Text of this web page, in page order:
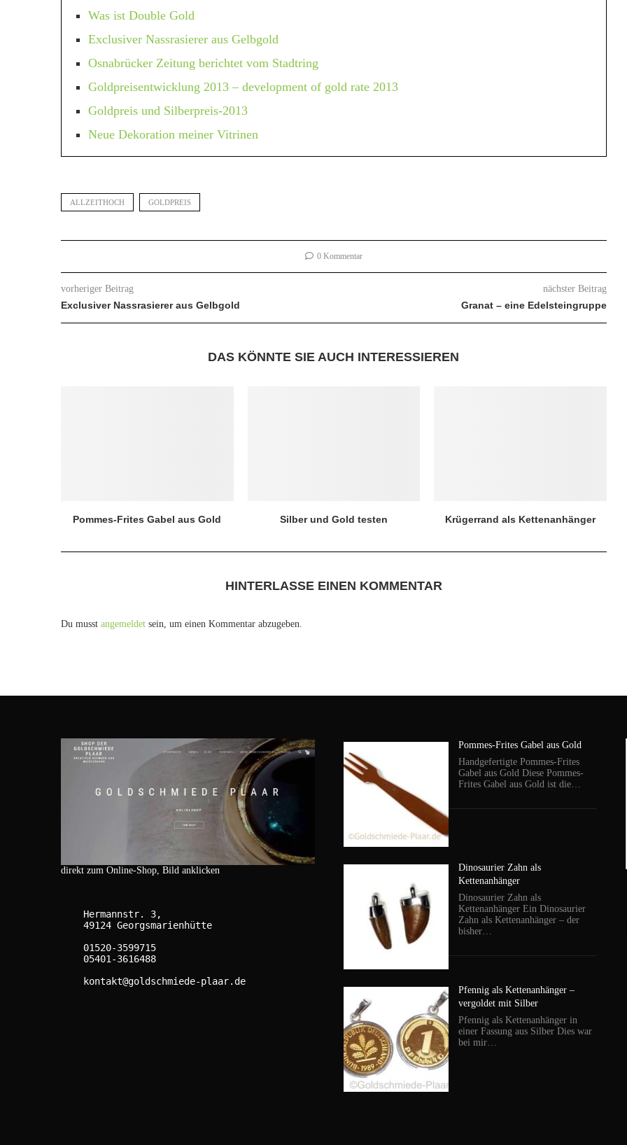
Was ist Double Gold
Exclusiver Nassrasierer aus Gelbgold
Osnabrücker Zeitung berichtet vom Stadtring
Goldpreisentwicklung 2013 – development of gold rate 2013
Goldpreis und Silberpreis-2013
Neue Dekoration meiner Vitrinen
ALLZEITHOCH GOLDPREIS
0 Kommentar
vorheriger Beitrag
Exclusiver Nassrasierer aus Gelbgold
nächster Beitrag
Granat – eine Edelsteingruppe
DAS KÖNNTE SIE AUCH INTERESSIEREN
Pommes-Frites Gabel aus Gold Silber und Gold testen Krügerrand als Kettenanhänger
HINTERLASSE EINEN KOMMENTAR
Du musst angemeldet sein, um einen Kommentar abzugeben.
direkt zum Online-Shop, Bild anklicken
Pommes-Frites Gabel aus Gold
Handgefertigte Pommes-Frites
Gabel aus Gold Diese Pommes-
Frites Gabel aus Gold ist die…
Dinosaurier Zahn als
Kettenanhänger
Dinosaurier Zahn als
Kettenanhänger Ein Dinosaurier
Zahn als Kettenanhänger – der
bisher…
Pfennig als Kettenanhänger –
vergoldet mit Silber
Pfennig als Kettenanhänger in
einer Fassung aus Silber Dies war
bei mir…